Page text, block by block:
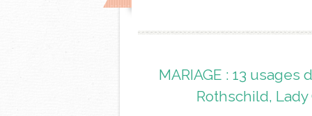
MARIAGE : 13
Rothschild,